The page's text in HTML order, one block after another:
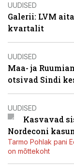
UUDISED
Galerii: LVM
kvartalit
UUDISED
Maa- ja
otsivad Sindi
UUDISED
Kasvavad
Nordeconi
Tarmo Pohlak pani
on mõttekoht